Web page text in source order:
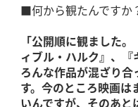
■何から観たんですか
「公開順に観ました
ィブル・ハルク』、
ろんな作品が混ざり
す。今のところ映画
いんですが、そのあと